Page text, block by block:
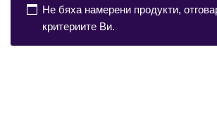
Не бяха намерени продукти,
критериите Ви.